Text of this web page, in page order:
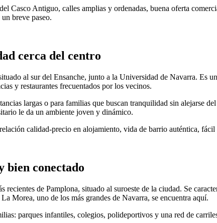
Casco Antiguo, calles amplias y ordenadas, buena oferta
breve paseo.
cerca del centro
al sur del Ensanche, junto a la Universidad de Navarra. Es
y restaurantes frecuentados por los vecinos.
largas o para familias que buscan tranquilidad sin alejarse
le da un ambiente joven y dinámico.
calidad-precio en alojamiento, vida de barrio auténtica, fácil
bien conectado
recientes de Pamplona, situado al suroeste de la ciudad. Se
Morea, uno de los más grandes de Navarra, se encuentra aquí.
parques infantiles, colegios, polideportivos y una red de